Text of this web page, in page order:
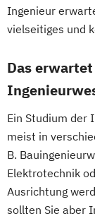
Führung
Real
Ingenieur
vielseitiges und
Das
Ein Studium der
meist in
B.
Elektrotechnik
Ausrichtung
sollten Sie aber